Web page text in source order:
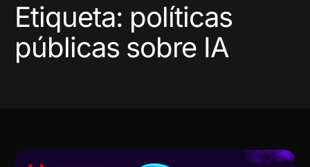
Etiqueta: políticas
públicas sobre IA